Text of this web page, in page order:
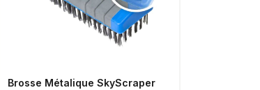
Brosse Métalique SkyScraper